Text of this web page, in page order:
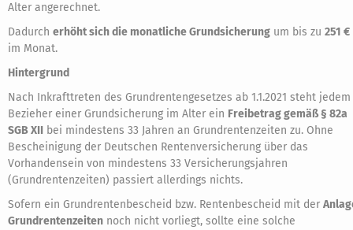
Alter angerechnet.
Dadurch erhöht sich die monatliche Grundsicherung um bis zu 251 €
im Monat.
Hintergrund
Nach Inkrafttreten des Grundrentengesetzes ab 1.1.2021 steht jedem
Bezieher einer Grundsicherung im Alter ein Freibetrag gemäß § 82a
SGB XII bei mindestens 33 Jahren an Grundrentenzeiten zu. Ohne
Bescheinigung der Deutschen Rentenversicherung über das
Vorhandensein von mindestens 33 Versicherungsjahren
(Grundrentenzeiten) passiert allerdings nichts.
Sofern ein Grundrentenbescheid bzw. Rentenbescheid mit der
Grundrentenzeiten noch nicht vorliegt, sollte eine solche